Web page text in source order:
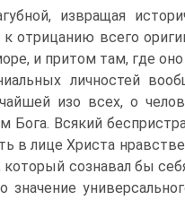
извращая
отрицанию всего
и притом там, где оно
личностей
изо всех, о
Всякий
в лице Христа
который сознавал бы